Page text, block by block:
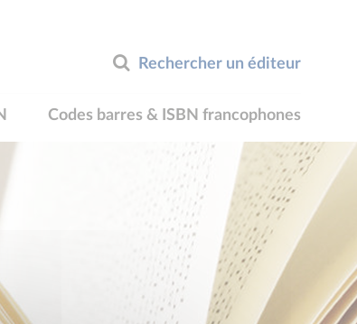
Rechercher un éditeur
Codes barres & ISBN francophones